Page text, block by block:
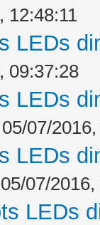
12:48:11
LEDs
09:37:28
LEDs
07/
LEDs
07/
LEDs